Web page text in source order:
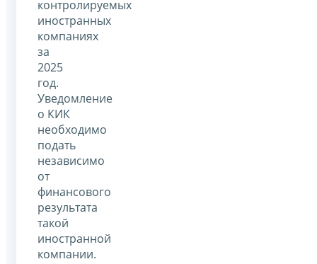
контролируемых
иностранных
компаниях
за
2025
год.
Уведомление
о КИК
необходимо
подать
независимо
от
финансового
результата
такой
иностранной
компании.